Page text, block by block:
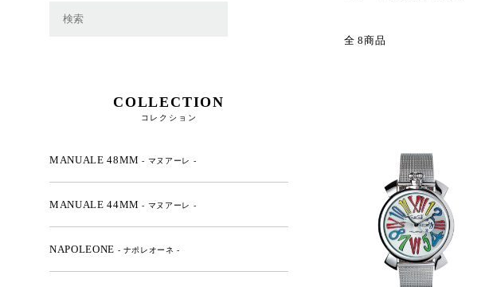
全 8商品
COLLECTION
コレクション
MANUALE 48MM- マヌアーレ -
MANUALE 44MM- マヌアーレ -
NAPOLEONE - ナポレオーネ -